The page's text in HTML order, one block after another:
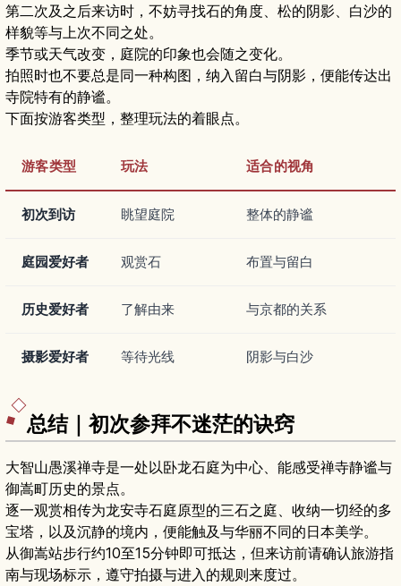
第二次及之后来访时，不妨寻找石的角度、松的阴影、白沙的
样貌等与上次不同之处。
季节或天气改变，庭院的印象也会随之变化。
拍照时也不要总是同一种构图，纳入留白与阴影，便能传达出
寺院特有的静谧。
下面按游客类型，整理玩法的着眼点。
游客类型 玩法 适合的视角
初次到访 眺望庭院 整体的静谧
庭园爱好者 观赏石 布置与留白
历史爱好者 了解由来 与京都的关系
摄影爱好者 等待光线 阴影与白沙
总结｜初次参拜不迷茫的诀窍
大智山愚溪禅寺是一处以卧龙石庭为中心、能感受禅寺静谧与
御嵩町历史的景点。
逐一观赏相传为龙安寺石庭原型的三石之庭、收纳一切经的多
宝塔，以及沉静的境内，便能触及与华丽不同的日本美学。
从御嵩站步行约10至15分钟即可抵达，但来访前请确认旅游指
南与现场标示，遵守拍摄与进入的规则来度过。